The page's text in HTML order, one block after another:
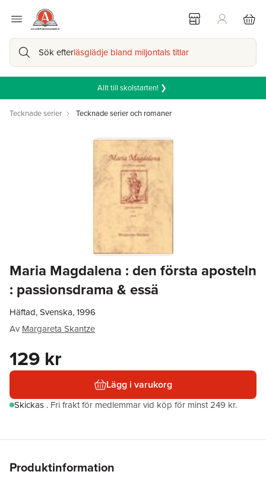
Sök efterläsglädje bland miljontals titlar
Allt till skolstarten! ❯
Tecknade serier Tecknade serier och romaner
Maria Magdalena : den första aposteln
: passionsdrama & essä
Häftad, Svenska, 1996
Av Margareta Skantze
129 kr
Lägg i varukorg
Skickas . Fri frakt för medlemmar vid köp för minst 249 kr.
Produktinformation